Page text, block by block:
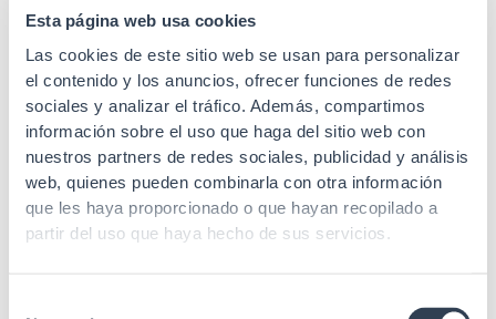
Esta página web usa cookies
Las cookies de este sitio web se usan para personalizar
el contenido y los anuncios, ofrecer funciones de redes
sociales y analizar el tráfico. Además, compartimos
información sobre el uso que haga del sitio web con
nuestros partners de redes sociales, publicidad y análisis
web, quienes pueden combinarla con otra información
que les haya proporcionado o que hayan recopilado a
partir del uso que haya hecho de sus servicios.
Accesorios
clamps, estopa press,
Flanges, splice
protector, studs and
lock., transport tube
Margen Tª
almacenamiento
-25 to 40 ºC